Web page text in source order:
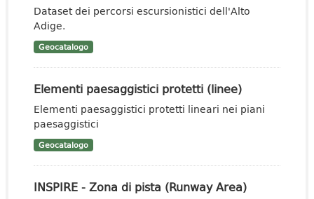
Dataset dei percorsi escursionistici dell'Alto
Adige.
Geocatalogo
Elementi paesaggistici protetti (linee)
Elementi paesaggistici protetti lineari nei piani
paesaggistici
Geocatalogo
INSPIRE - Zona di pista (Runway Area)